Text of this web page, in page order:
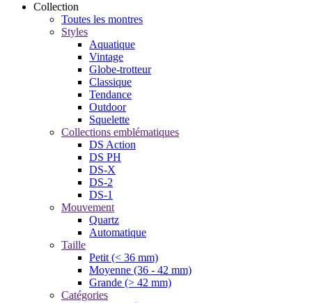
Collection
Toutes les montres
Styles
Aquatique
Vintage
Globe-trotteur
Classique
Tendance
Outdoor
Squelette
Collections emblématiques
DS Action
DS PH
DS-X
DS-2
DS-1
Mouvement
Quartz
Automatique
Taille
Petit (< 36 mm)
Moyenne (36 - 42 mm)
Grande (> 42 mm)
Catégories